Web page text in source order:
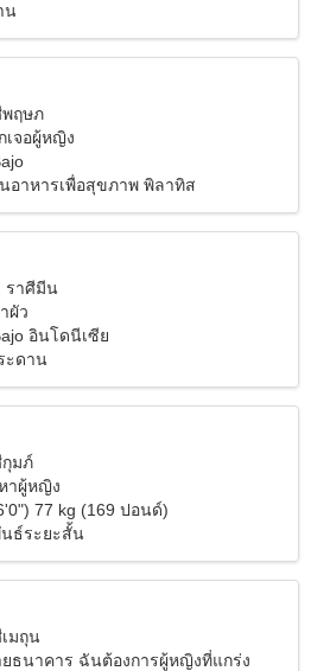
น
พฤษภ
เจอผู้หญิง
อาหารเพื่อสุขภาพ พิลาทิส
ราศีมีน
ผัว
อินโดนีเซีย
ะดาน
กุมภ์
าผู้หญิง
77 kg (169 ปอนด์)
ธ์ระยะสั้น
มถุน
ธนาคาร ฉันต้องการผู้หญิงที่แกร่ง